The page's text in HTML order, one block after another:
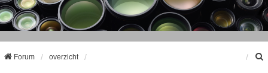
Forum overzicht